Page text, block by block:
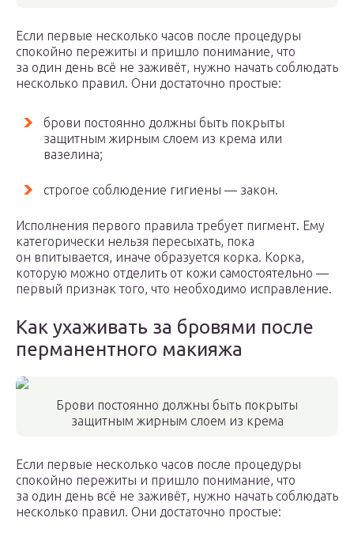
Если первые несколько часов после процедуры
спокойно пережиты и пришло понимание, что
за один день всё не заживёт, нужно начать соблюдать
несколько правил. Они достаточно простые:
брови постоянно должны быть покрыты
защитным жирным слоем из крема или
вазелина;
строгое соблюдение гигиены — закон.
Исполнения первого правила требует пигмент. Ему
категорически нельзя пересыхать, пока
он впитывается, иначе образуется корка. Корка,
которую можно отделить от кожи самостоятельно —
первый признак того, что необходимо исправление.
Как ухаживать за бровями после
перманентного макияжа
Брови постоянно должны быть покрыты
защитным жирным слоем из крема
Если первые несколько часов после процедуры
спокойно пережиты и пришло понимание, что
за один день всё не заживёт, нужно начать соблюдать
несколько правил. Они достаточно простые: